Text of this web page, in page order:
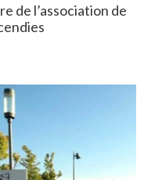
de l’association de